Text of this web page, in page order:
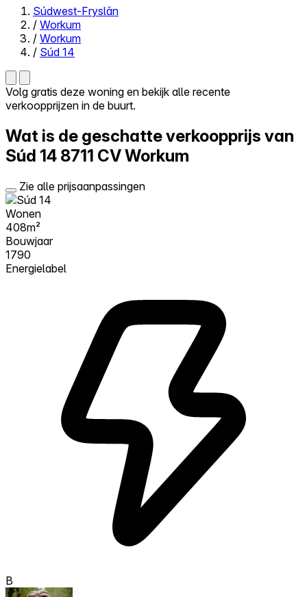
Close menu
Zelf kopen
Reviews
Prijzen
Probeer Walter gratis
Súdwest-Fryslân
/ Workum
/ Workum
/ Súd 14
Volg gratis deze woning en bekijk alle recente
verkoopprijzen in de buurt.
Wat is de geschatte verkoopprijs van
Súd 14 8711 CV Workum
Zie alle prijsaanpassingen
Wonen
408m²
Bouwjaar
1790
Energielabel
B